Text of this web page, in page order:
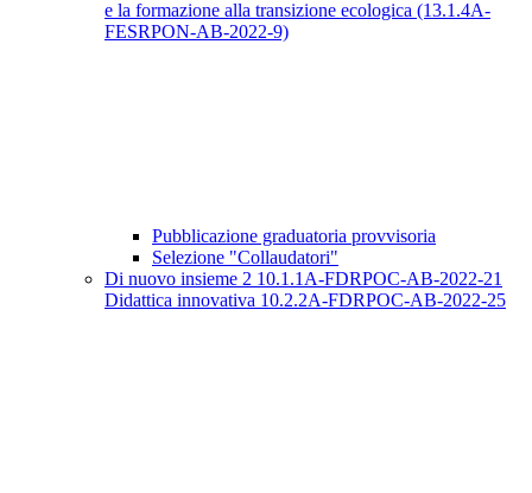
e la formazione alla transizione ecologica (13.1.4A-
FESRPON-AB-2022-9)
Pubblicazione graduatoria provvisoria
Selezione "Collaudatori"
Di nuovo insieme 2 10.1.1A-FDRPOC-AB-2022-21
Didattica innovativa 10.2.2A-FDRPOC-AB-2022-25